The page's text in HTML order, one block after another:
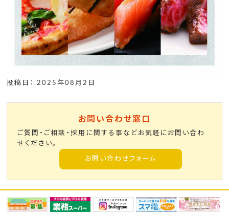
投稿日： 2025年08月2日
お問い合わせ窓口
ご質問・ご相談・採用に関する事などお気軽にお問い合わ
せください。
お問い合わせフォーム